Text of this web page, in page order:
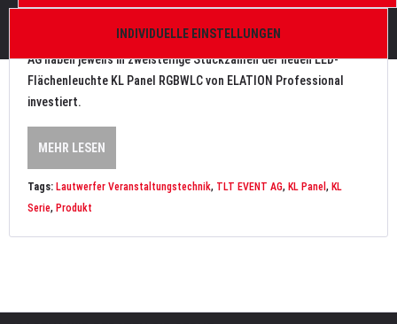
Die Lautwerfer Veranstaltungstechnik GmbH und die TLT Event
AG haben jeweils in zweistellige Stückzahlen der neuen LED-
Flächenleuchte KL Panel RGBWLC von ELATION Professional
investiert.
MEHR LESEN
Tags: Lautwerfer Veranstaltungstechnik, TLT EVENT AG, KL Panel , KL
Serie, Produkt
INDIVIDUELLE EINSTELLUNGEN